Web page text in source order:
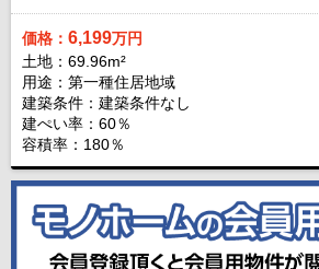
価格： 6,199万円
土地：69.96m²
用途：第一種住居地域
建築条件： 建築条件なし
建ぺい率：60％
容積率：180％